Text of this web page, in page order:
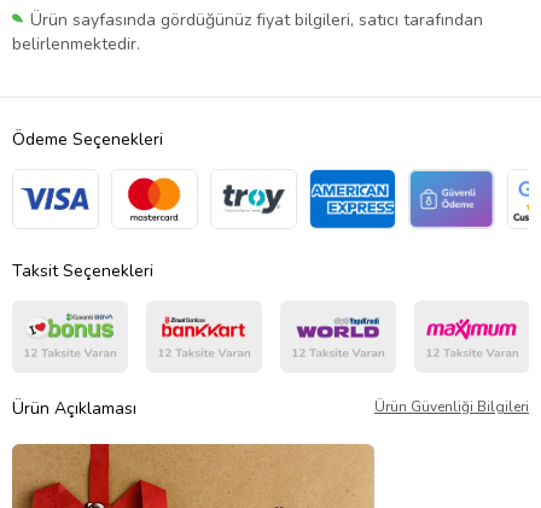
Ürün sayfasında gördüğünüz fiyat bilgileri, satıcı tarafından
belirlenmektedir.
Ödeme Seçenekleri
Taksit Seçenekleri
Ürün Açıklaması Ürün Güvenliği Bilgileri